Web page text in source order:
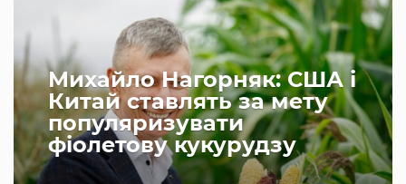
Михайло Нагорняк: США і
Китай ставлять за мету
популяризувати
фіолетову кукурудзу